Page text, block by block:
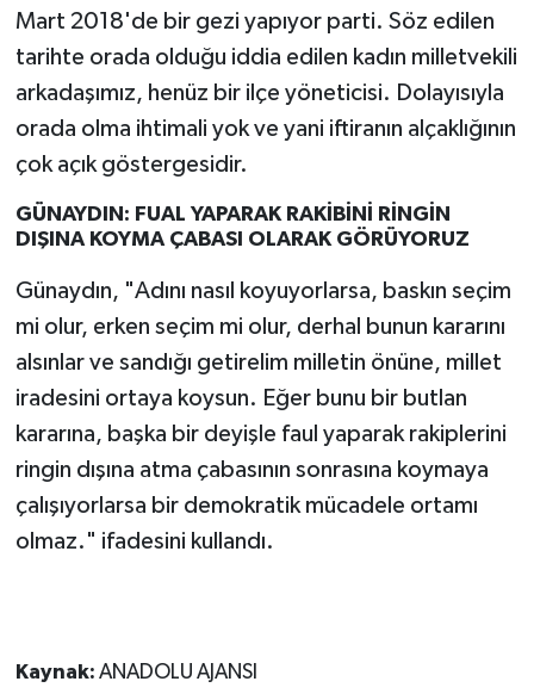
Mart 2018'de bir gezi yapıyor parti. Söz edilen
tarihte orada olduğu iddia edilen kadın milletvekili
arkadaşımız, henüz bir ilçe yöneticisi. Dolayısıyla
orada olma ihtimali yok ve yani iftiranın alçaklığının
çok açık göstergesidir.
GÜNAYDIN: FUAL YAPARAK RAKİBİNİ RİNGİN
DIŞINA KOYMA ÇABASI OLARAK GÖRÜYORUZ
Günaydın, "Adını nasıl koyuyorlarsa, baskın seçim
mi olur, erken seçim mi olur, derhal bunun kararını
alsınlar ve sandığı getirelim milletin önüne, millet
iradesini ortaya koysun. Eğer bunu bir butlan
kararına, başka bir deyişle faul yaparak rakiplerini
ringin dışına atma çabasının sonrasına koymaya
çalışıyorlarsa bir demokratik mücadele ortamı
olmaz." ifadesini kullandı.
Kaynak: ANADOLU AJANSI